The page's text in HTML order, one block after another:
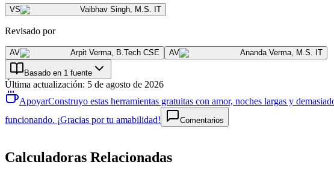
VS Vaibhav Singh, M.S. IT
Revisado por
AV Arpit Verma, B.Tech CSE AV Ananda Verma, M.S. IT
Basado en 1 fuente
Última actualización: 5 de agosto de 2026
ApoyarConstruyo estas herramientas gratuitas con amor, noches largas y
funcionando. ¡Gracias por tu amabilidad!
Comentarios
Calculadoras Relacionadas